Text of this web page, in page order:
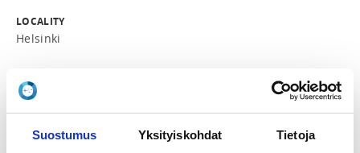
Suostumus Yksityiskohdat Tietoja
LOCALITY
Helsinki
SPORTS
Taekwondo